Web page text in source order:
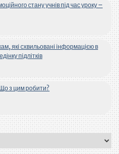
стану учнів під час уроку –
які схвильовані інформацією в
підлітків
Що з цим робити?